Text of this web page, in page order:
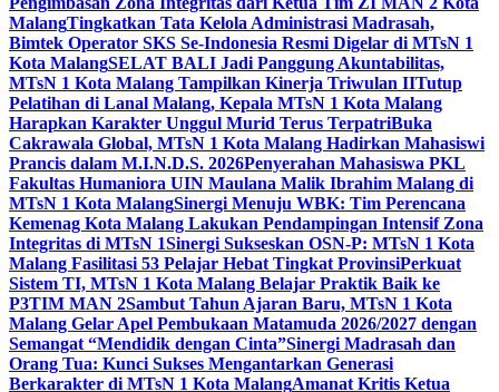
MalangTingkatkan Tata Kelola Administrasi Madrasah,
Bimtek Operator SKS Se-Indonesia Resmi Digelar di MTsN 1
Kota MalangSELAT BALI Jadi Panggung Akuntabilitas,
MTsN 1 Kota Malang Tampilkan Kinerja Triwulan IITutup
Pelatihan di Lanal Malang, Kepala MTsN 1 Kota Malang
Harapkan Karakter Unggul Murid Terus TerpatriBuka
Cakrawala Global, MTsN 1 Kota Malang Hadirkan Mahasiswi
Prancis dalam M.I.N.D.S. 2026Penyerahan Mahasiswa PKL
Fakultas Humaniora UIN Maulana Malik Ibrahim Malang di
MTsN 1 Kota MalangSinergi Menuju WBK: Tim Perencana
Kemenag Kota Malang Lakukan Pendampingan Intensif Zona
Integritas di MTsN 1Sinergi Sukseskan OSN-P: MTsN 1 Kota
Malang Fasilitasi 53 Pelajar Hebat Tingkat ProvinsiPerkuat
Sistem TI, MTsN 1 Kota Malang Belajar Praktik Baik ke
P3TIM MAN 2Sambut Tahun Ajaran Baru, MTsN 1 Kota
Malang Gelar Apel Pembukaan Matamuda 2026/2027 dengan
Semangat “Mendidik dengan Cinta”Sinergi Madrasah dan
Orang Tua: Kunci Sukses Mengantarkan Generasi
Berkarakter di MTsN 1 Kota MalangAmanat Kritis Ketua